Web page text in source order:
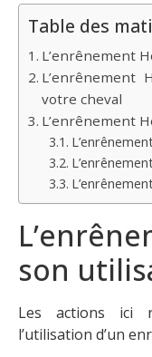
Table des
L’enrênement
votre cheval
L’enrênement
son
Les actions ici
l’utilisation d’un